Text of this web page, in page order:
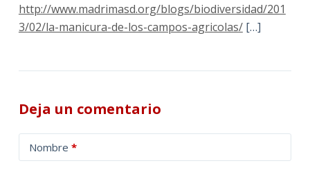
http://www.madrimasd.org/blogs/biodiversidad/201
3/02/la-manicura-de-los-campos-agricolas/[…]
Deja un comentario
Nombre *
l